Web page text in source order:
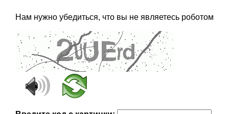
Нам нужно убедиться, что вы не являетесь роботом